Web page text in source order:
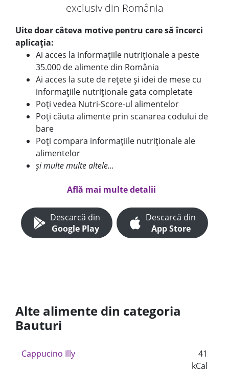
exclusiv din România
Uite doar câteva motive pentru care să încerci
aplicația:
Ai acces la informațiile nutriționale a peste
35.000 de alimente din România
Ai acces la sute de rețete și idei de mese cu
informațiile nutriționale gata completate
Poți vedea Nutri-Score-ul alimentelor
Poți căuta alimente prin scanarea codului de
bare
Poți compara informațiile nutriționale ale
alimentelor
și multe multe altele...
Află mai multe detalii
Descarcă din
Google Play
Descarcă din
App Store
Alte alimente din categoria
Bauturi
Cappucino Illy
41
kCal